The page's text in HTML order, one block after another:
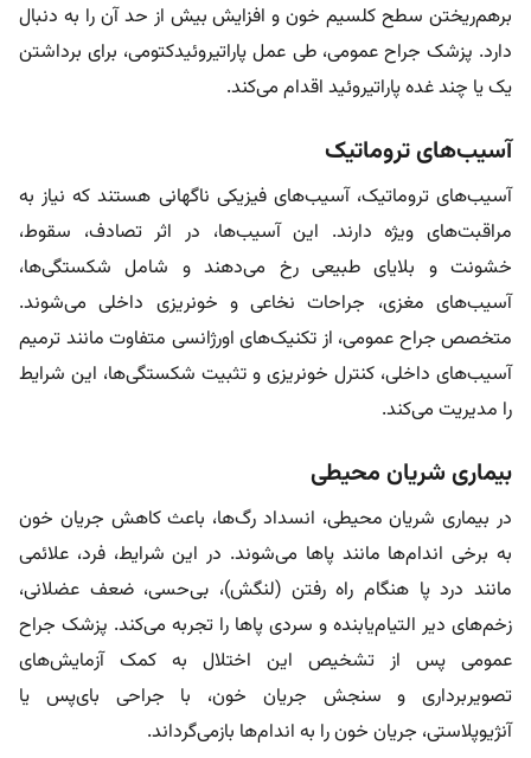
برهم‌ریختن سطح کلسیم خون و افزایش بیش از حد آن را به دنبال
دارد. پزشک جراح عمومی، طی عمل پاراتیروئیدکتومی، برای برداشتن
یک یا چند غده پاراتیروئید اقدام می‌کند.
آسیب‌های تروماتیک
آسیب‌‌های تروماتیک، آسیب‌های فیزیکی ناگهانی هستند که نیاز به
مراقبت‌های ویژه دارند. این آسیب‌ها، در اثر تصادف، سقوط،
خشونت و بلایای طبیعی رخ می‌دهند و شامل شکستگی‌ها،
آسیب‌های مغزی، جراحات نخاعی و خونریزی داخلی می‌شوند.
متخصص جراح عمومی، از تکنیک‌های اورژانسی متفاوت مانند ترمیم
آسیب‌های داخلی، کنترل خونریزی و تثبیت شکستگی‌ها، این شرایط
را مدیریت می‌کند.
بیماری شریان محیطی
در بیماری شریان محیطی، انسداد رگ‌ها، باعث کاهش جریان خون
به برخی اندام‌ها مانند پاها می‌شوند. در این شرایط، فرد، علائمی
مانند درد پا هنگام راه رفتن (لنگش)، بی‌حسی، ضعف عضلانی،
زخم‌های دیر التیام‌یابنده و سردی پاها را تجربه می‌کند. پزشک جراح
عمومی پس از تشخیص این اختلال به کمک آزمایش‌های
تصویربرداری و سنجش جریان خون، با جراحی بای‌پس یا
آنژیوپلاستی، جریان خون را به اندام‌ها بازمی‌گرداند.